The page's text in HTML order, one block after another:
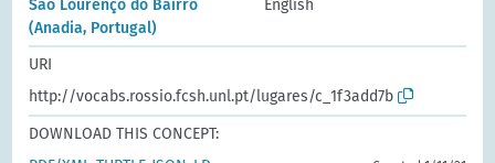
São Lourenço do Bairro
(Anadia, Portugal)
English
URI
http://vocabs.rossio.fcsh.unl.pt/lugares/c_1f3add7b
DOWNLOAD THIS CONCEPT: